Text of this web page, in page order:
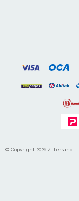
© Copyright 2026 / Terrano